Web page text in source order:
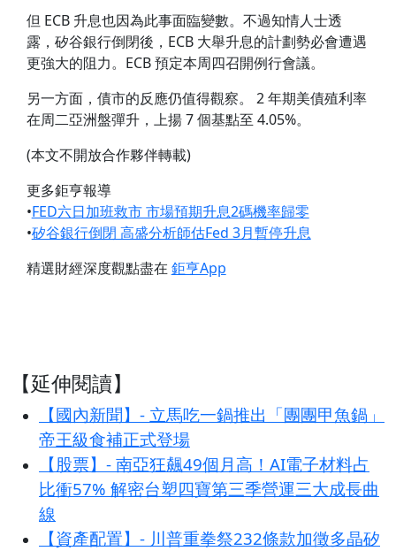
但 ECB 升息也因為此事面臨變數。不過知情人士透
露，矽谷銀行倒閉後，ECB 大舉升息的計劃勢必會遭遇
更強大的阻力。ECB 預定本周四召開例行會議。
另一方面，債市的反應仍值得觀察。 2 年期美債殖利率
在周二亞洲盤彈升，上揚 7 個基點至 4.05%。
(本文不開放合作夥伴轉載)
更多鉅亨報導
•FED六日加班救市 市場預期升息2碼機率歸零
•矽谷銀行倒閉 高盛分析師估Fed 3月暫停升息
精選財經深度觀點盡在 鉅亨App
【延伸閱讀】
【國內新聞】- 立馬吃一鍋推出「團團甲魚鍋」
帝王級食補正式登場
【股票】- 南亞狂飆49個月高！AI電子材料占
比衝57% 解密台塑四寶第三季營運三大成長曲
線
【資產配置】- 川普重拳祭232條款加徵多晶矽